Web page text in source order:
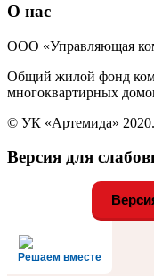
О нас
ООО «Управляющая
Общий жилой фонд
многоквартирных
© УК «Артемида» 2020.
Версия для
Решаем вместе